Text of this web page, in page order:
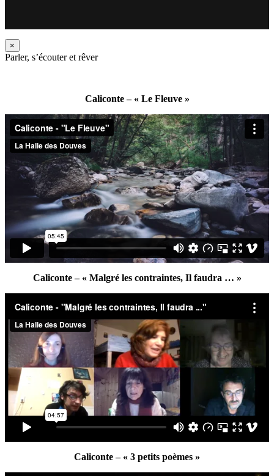
×
Parler, s’écouter et rêver
Caliconte – « Le Fleuve »
Caliconte – « Malgré les contraintes, Il faudra … »
Caliconte – « 3 petits poèmes »